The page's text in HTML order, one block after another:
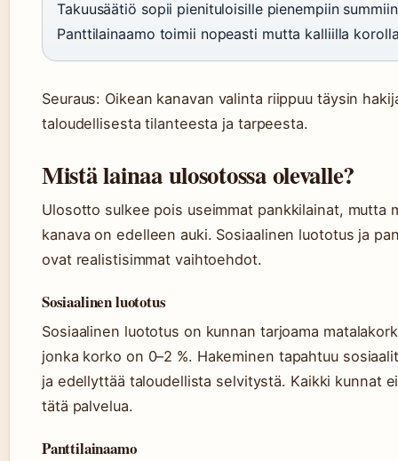
Takuusäätiö sopii pienituloisille pienempiin
Panttilainaamo toimii nopeasti mutta kalliilla
Seuraus: Oikean kanavan valinta riippuu täysin
taloudellisesta tilanteesta ja tarpeesta.
Mistä lainaa ulosotossa olevalle?
Ulosotto sulkee pois useimmat pankkilainat, mutta
kanava on edelleen auki. Sosiaalinen luototus ja
ovat realistisimmat vaihtoehdot.
Sosiaalinen luototus
Sosiaalinen luototus on kunnan tarjoama
jonka korko on 0–2 %. Hakeminen tapahtuu
ja edellyttää taloudellista selvitystä. Kaikki kunnat
tätä palvelua.
Panttilainaamo